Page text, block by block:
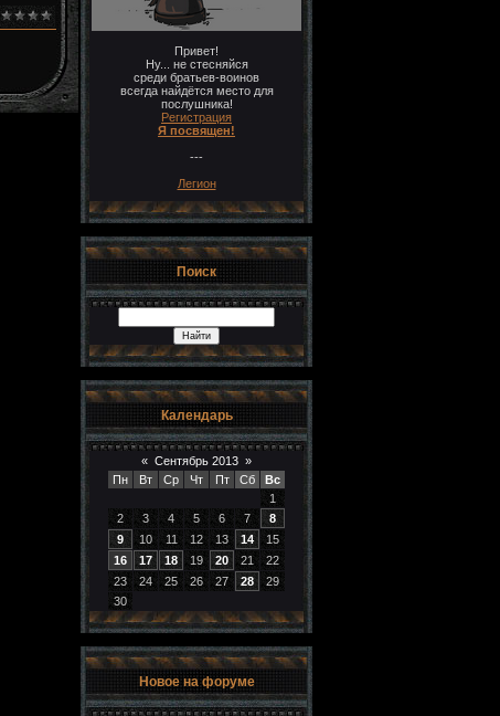
Привет!
Ну... не стесняйся
среди братьев-воинов
всегда найдётся место для
послушника!
Регистрация
Я посвящен!
---
Легион
Поиск
Календарь
« Сентябрь 2013 »
Пн
Вт Ср Чт Пт Сб
Вс
1
2
3 4 5 6 7
8
9
10 11 12 13 14
15
16
17 18 19 20 21
22
23
24 25 26 27 28
29
30
Новое на форуме